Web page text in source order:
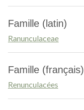
Famille (latin)
Ranunculaceae
Famille (français)
Renunculacées